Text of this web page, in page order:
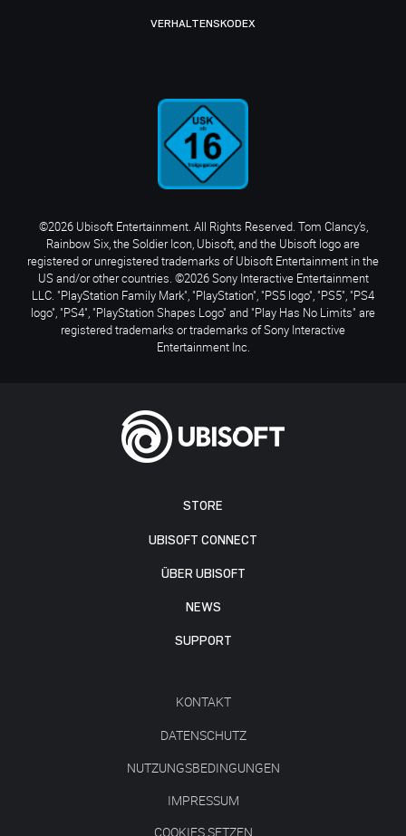
STORE
UBISOFT CONNECT
ÜBER UBISOFT
NEWS
SUPPORT
KONTAKT
DATENSCHUTZ
NUTZUNGSBEDINGUNGEN
IMPRESSUM
COOKIES SETZEN
VERHALTENSKODEX
©2026 Ubisoft Entertainment. All Rights Reserved. Tom Clancy’s,
Rainbow Six, the Soldier Icon, Ubisoft, and the Ubisoft logo are
registered or unregistered trademarks of Ubisoft Entertainment in the
US and/or other countries. ©2026 Sony Interactive Entertainment
LLC. "PlayStation Family Mark", "PlayStation", "PS5 logo", "PS5", "PS4
logo", "PS4", "PlayStation Shapes Logo" and "Play Has No Limits" are
registered trademarks or trademarks of Sony Interactive
Entertainment Inc.